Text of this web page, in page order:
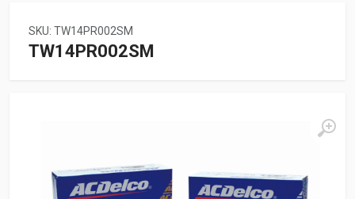
SKU: TW14PR002SM
TW14PR002SM